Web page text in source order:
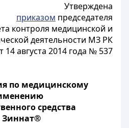
Утверждена
приказом председателя
контроля медицинской и
деятельности МЗ РК
14 августа 2014 года № 537
по медицинскому
средства
Зиннат®